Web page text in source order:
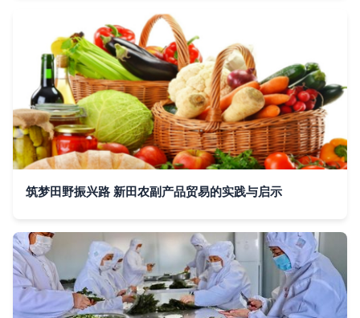
筑梦田野振兴路 新田农副产品贸易的实践与启示